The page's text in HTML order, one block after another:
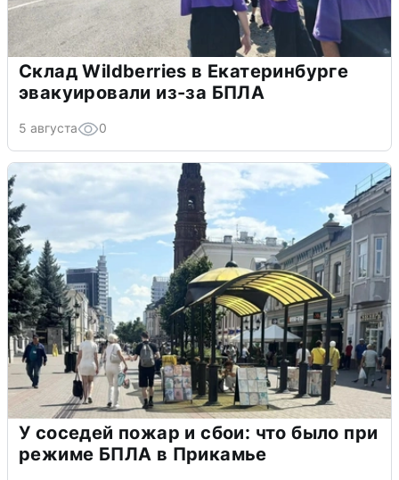
Склад Wildberries в Екатеринбурге
эвакуировали из-за БПЛА
5 августа 0
У соседей пожар и сбои: что было при
режиме БПЛА в Прикамье